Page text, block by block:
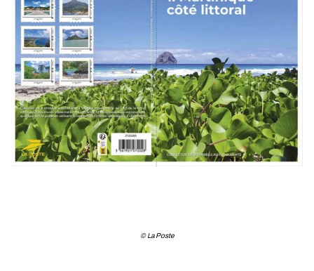
© La Poste